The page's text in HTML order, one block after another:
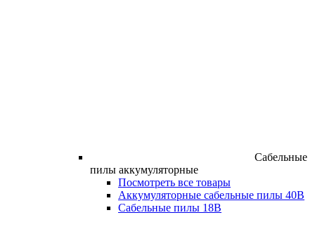
Сабельные
пилы аккумуляторные
Посмотреть все товары
Аккумуляторные сабельные пилы 40В
Сабельные пилы 18В